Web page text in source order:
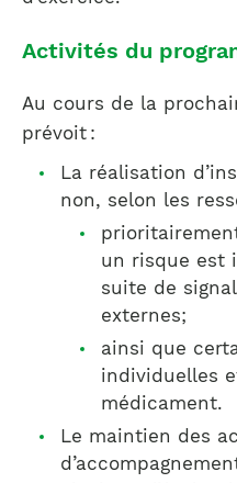
Activités du
Au cours de la
prévoit :
La réalisation
non, selon les
un risque est
suite de
externes;
ainsi que
individuelles
médicament.
Le maintien des